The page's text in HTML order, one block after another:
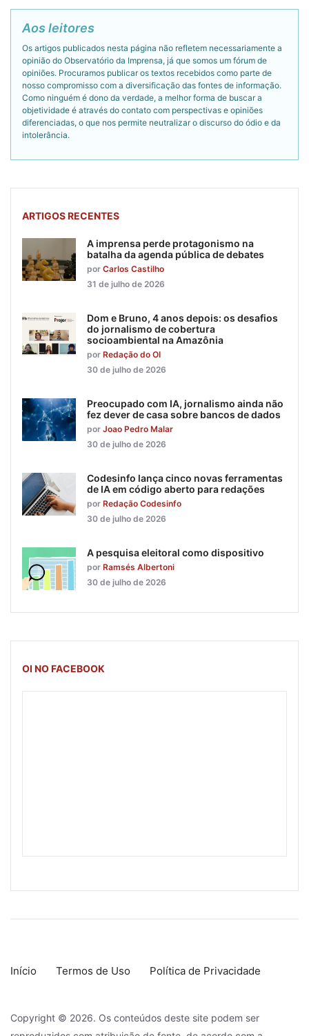
Aos leitores
Os artigos publicados nesta página não refletem necessariamente a
opinião do Observatório da Imprensa, já que somos um fórum de
opiniões. Procuramos publicar os textos recebidos como parte de
nosso compromisso com a diversificação das fontes de informação.
Como ninguém é dono da verdade, a melhor forma de buscar a
objetividade é através do contato com perspectivas e opiniões
diferenciadas, o que nos permite neutralizar o discurso do ódio e da
intolerância.
ARTIGOS RECENTES
A imprensa perde protagonismo na
batalha da agenda pública de debates
por Carlos Castilho
31 de julho de 2026
Dom e Bruno, 4 anos depois: os desafios
do jornalismo de cobertura
socioambiental na Amazônia
por Redação do OI
30 de julho de 2026
Preocupado com IA, jornalismo ainda não
fez dever de casa sobre bancos de dados
por Joao Pedro Malar
30 de julho de 2026
Codesinfo lança cinco novas ferramentas
de IA em código aberto para redações
por Redação Codesinfo
30 de julho de 2026
A pesquisa eleitoral como dispositivo
por Ramsés Albertoni
30 de julho de 2026
OI NO FACEBOOK
Início Termos de Uso Política de Privacidade
Copyright © 2026. Os conteúdos deste site podem ser